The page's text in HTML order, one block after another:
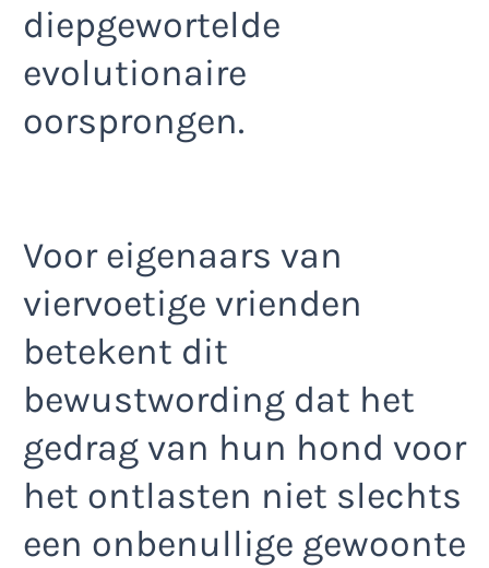
diepgewortelde
evolutionaire
oorsprongen.
Voor eigenaars van
viervoetige vrienden
betekent dit
bewustwording dat het
gedrag van hun hond voor
het ontlasten niet slechts
een onbenullige gewoonte